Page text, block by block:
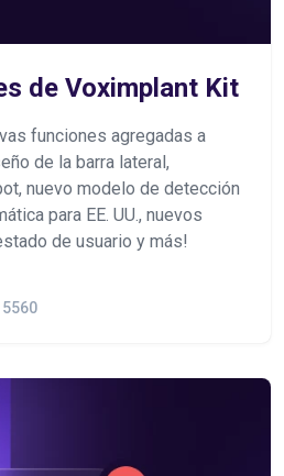
de Voximplant Kit
funciones agregadas a
de la barra lateral,
nuevo modelo de detección
para EE. UU., nuevos
de usuario y más!
5560